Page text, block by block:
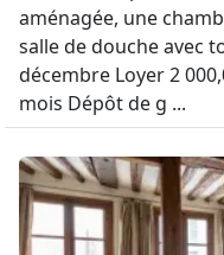
aménagée, une
salle de douche avec
décembre Loyer 2
mois Dépôt de g ...